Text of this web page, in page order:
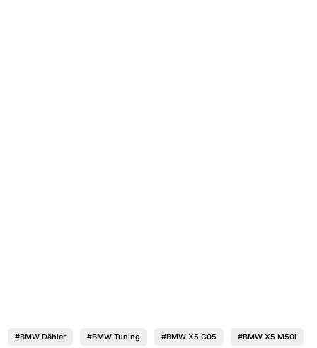
#BMW Dähler #BMW Tuning #BMW X5 G05 #BMW X5 M50i